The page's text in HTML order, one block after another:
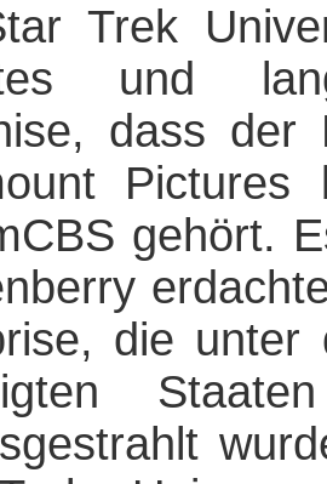
Trek
und
dass der
Pictures
gehört.
die